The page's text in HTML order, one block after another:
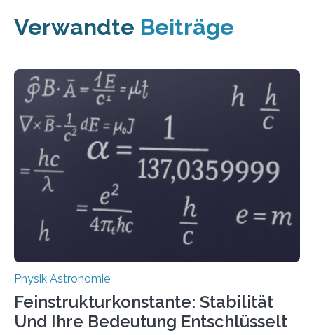
Verwandte Beiträge
Physik Astronomie
Feinstrukturkonstante: Stabilität
Und Ihre Bedeutung Entschlüsselt